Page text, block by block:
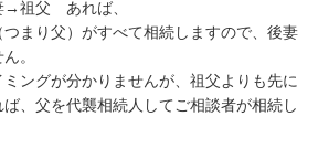
祖父　あれば、
まり父）がすべて相続しますので、後妻
。
ングが分かりませんが、祖父よりも先に
、父を代襲相続人してご相談者が相続し